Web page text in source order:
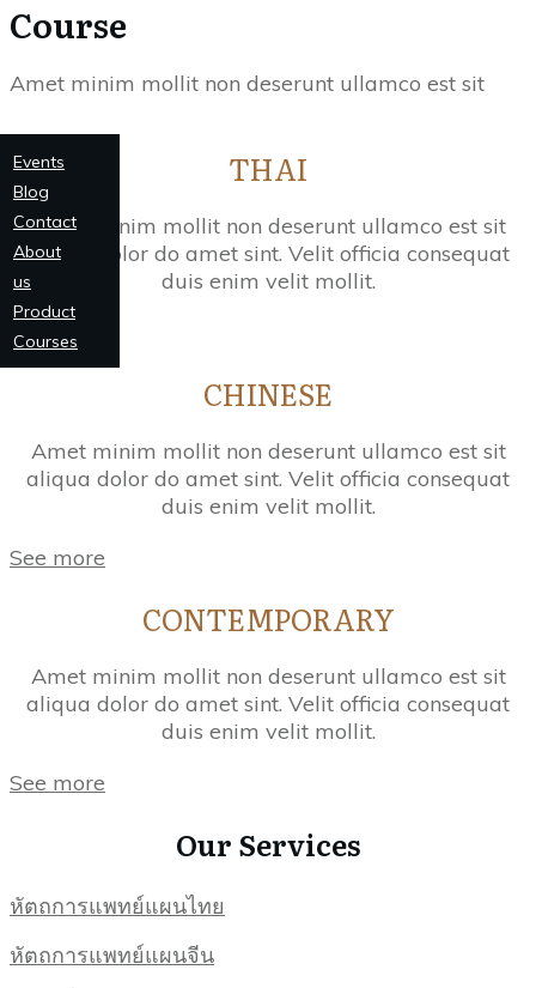
Events
Blog
Contact
About
us
Product
Courses
Course
Amet minim mollit non deserunt ullamco est sit
THAI
Amet minim mollit non deserunt ullamco est sit
aliqua dolor do amet sint. Velit officia consequat
duis enim velit mollit.
See more
CHINESE
Amet minim mollit non deserunt ullamco est sit
aliqua dolor do amet sint. Velit officia consequat
duis enim velit mollit.
See more
CONTEMPORARY
Amet minim mollit non deserunt ullamco est sit
aliqua dolor do amet sint. Velit officia consequat
duis enim velit mollit.
See more
Our Services
หัตถการแพทย์แผนไทย
หัตถการแพทย์แผนจีน